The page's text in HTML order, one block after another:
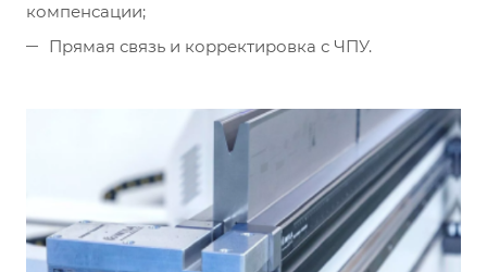
компенсации;
Прямая связь и корректировка с ЧПУ.